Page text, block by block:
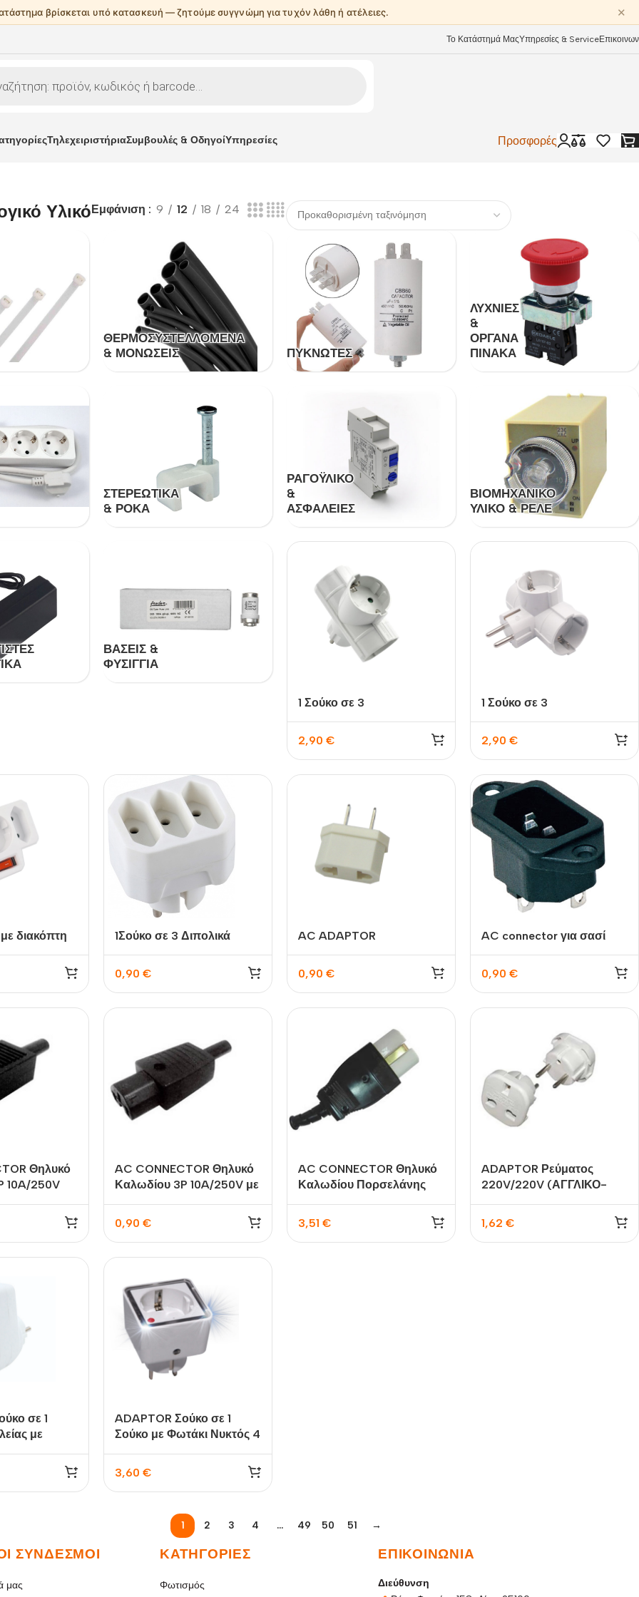
βρίσκεται υπό κατασκευή — ζητούμε συγγνώμη για τυχόν λάθη ή ατέλειες. ✕
Το Κατάστημά ΜαςΥπηρεσίες & Service
ΤηλεχειριστήριαΣυμβουλές & ΟδηγοίΥπηρεσίες Προσφορές
ΥλικόΕμφάνιση 9 12 18 24
ΘΕΡΜΟΣΥΣΤΕΛΛΌΜΕΝΑ
& ΜΟΝΏΣΕΙΣ
ΠΥΚΝΩΤΈΣ
ΛΥΧΝΊΕΣ
&
ΌΡΓΑΝΑ
ΠΊΝΑΚΑ
ΣΤΕΡΕΩΤΙΚΆ
& ΡΌΚΑ
ΡΑΓΟΫΛΙΚΌ
&
ΑΣΦΆΛΕΙΕΣ
ΒΙΟΜΗΧΑΝΙΚΌ
ΥΛΙΚΌ & ΡΕΛΈ
ΒΆΣΕΙΣ &
ΦΥΣΊΓΓΙΑ
1 Σούκο σε 3
2,90 €
1 Σούκο σε 3
2,90 €
διακόπτη 1Σούκο σε 3 Διπολικά
0,90 €
AC ADAPTOR
0,90 €
AC connector για σασί
0,90 €
Θηλυκό
10A/250V
AC CONNECTOR Θηλυκό
Καλωδίου 3P 10A/250V με
0,90 €
AC CONNECTOR Θηλυκό
Καλωδίου Πορσελάνης
3,51 €
ADAPTOR Ρεύματος
220V/220V (ΑΓΓΛΙΚΟ-
1,62 €
σε 1
με
ADAPTOR Σούκο σε 1
Σούκο με Φωτάκι Νυκτός 4
3,60 €
1 2 3 4 … 49 50 51 →
ΣΎΝΔΕΣΜΟΙ
μας
ΚΑΤΗΓΟΡΊΕΣ
Φωτισμός
ΕΠΙΚΟΙΝΩΝΊΑ
Διεύθυνση